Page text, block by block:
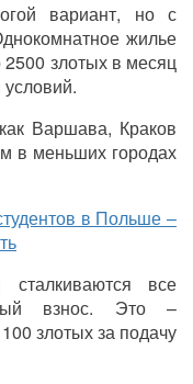
вариант, но с
жилье
злотых в месяц
Варшава, Краков
в меньших городах
в Польше –
все
взнос. Это –
злотых за подачу